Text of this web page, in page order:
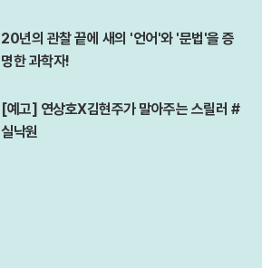
20년의 관찰 끝에 새의 '언어'와 '문법'을 증
명한 과학자!
[예고] 연상호X김현주가 말아주는 스릴러 #
실낙원